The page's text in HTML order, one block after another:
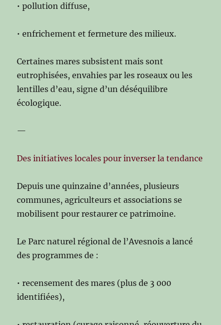
• pollution diffuse,
• enfrichement et fermeture des milieux.
Certaines mares subsistent mais sont
eutrophisées, envahies par les roseaux ou les
lentilles d’eau, signe d’un déséquilibre
écologique.
—
Des initiatives locales pour inverser la tendance
Depuis une quinzaine d’années, plusieurs
communes, agriculteurs et associations se
mobilisent pour restaurer ce patrimoine.
Le Parc naturel régional de l’Avesnois a lancé
des programmes de :
• recensement des mares (plus de 3 000
identifiées),